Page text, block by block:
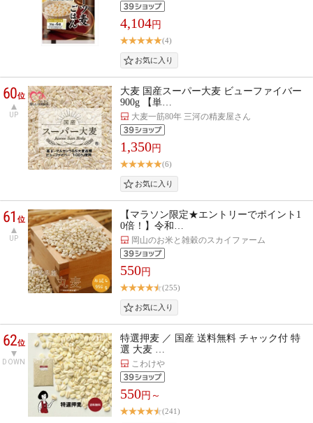
4,104円
(4)
60位
UP
大麦 国産スーパー大麦 ビューファイバー
900g 【単…
大麦一筋80年 三河の精麦屋さん
1,350円
(6)
61位
UP
【マラソン限定★エントリーでポイント1
0倍！】令和…
岡山のお米と雑穀のスカイファーム
550円
(255)
62位
DOWN
特選押麦 ／ 国産 送料無料 チャック付 特
選 大麦 …
こわけや
550円～
(241)